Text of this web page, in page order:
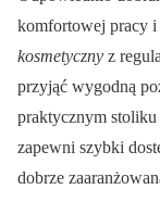
komfortowej pracy
kosmetyczny z
przyjąć wygodną
praktycznym stoliku
zapewni szybki
dobrze